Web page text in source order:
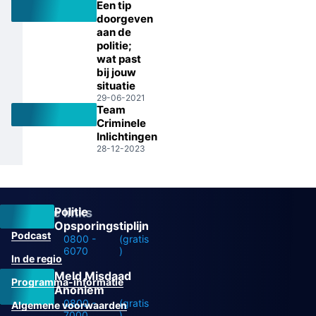
Een tip
doorgeven
aan de
politie;
wat past
bij jouw
situatie
29-06-2021
Team
Criminele
Inlichtingen
28-12-2023
Politie
Opsporingstiplijn
0800 -
6070
(gratis
)
Meld Misdaad
Anoniem
0800 -
(gratis
Overige links
Podcast
In de regio
Programma-informatie
Algemene voorwaarden